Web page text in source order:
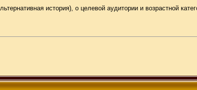
история), о целевой аудитории и возрастной